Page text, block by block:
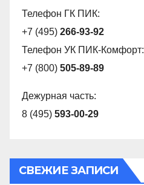
Телефон ГК ПИК:
+7 (495) 266-93-92
Телефон УК ПИК-Комфорт:
+7 (800) 505-89-89
Дежурная часть:
8 (495) 593-00-29
СВЕЖИЕ ЗАПИСИ